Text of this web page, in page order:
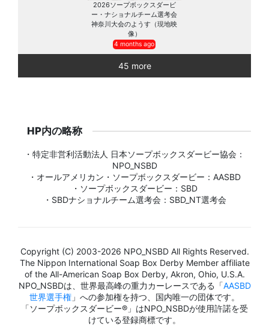
2026ソープボックスダービ
ー・ナショナルチーム選考会
神奈川大会のようす（現地映
像）
4 months ago
45 more
HP内の略称
・特定非営利活動法人 日本ソープボックスダービー協会：
NPO_NSBD
・オールアメリカン・ソープボックスダービー：AASBD
・ソープボックスダービー：SBD
・SBDナショナルチーム選考会：SBD_NT選考会
Copyright (C) 2003-2026 NPO_NSBD All Rights Reserved.
The Nippon International Soap Box Derby Member affiliate
of the All-American Soap Box Derby, Akron, Ohio, U.S.A.
NPO_NSBDは、世界最高峰の重力カーレースである「AASBD
世界選手権 」への参加権を持つ、国内唯一の団体です。
「ソープボックスダービー®」はNPO_NSBDが使用許諾を受
けている登録商標です。